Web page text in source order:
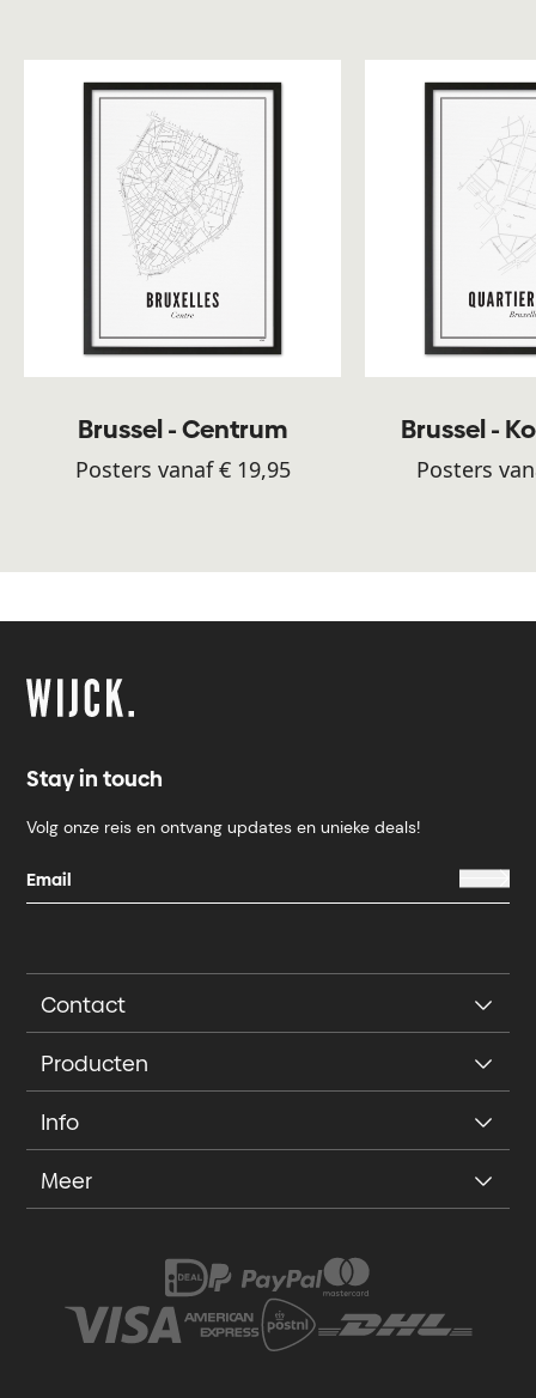
Brussel - Centrum
Posters vanaf € 19,95
Brussel -
Posters
Stay in touch
Volg onze reis en ontvang updates en unieke deals!
Contact
Producten
Info
Meer